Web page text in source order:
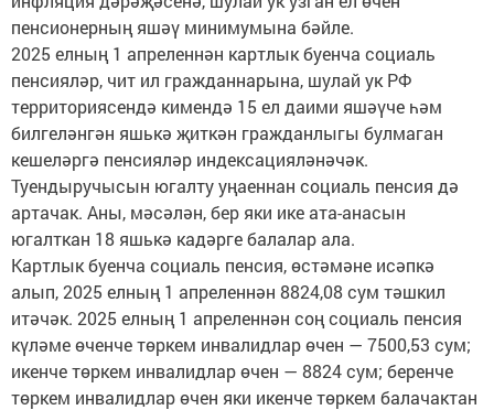
пенсионерның яшәү минимумына бәйле.
2025 елның 1 апреленнән картлык буенча социаль
пенсияләр, чит ил гражданнарына, шулай ук РФ
территориясендә кимендә 15 ел даими яшәүче һәм
билгеләнгән яшькә җиткән гражданлыгы булмаган
кешеләргә пенсияләр индексацияләнәчәк.
Туендыручысын югалту уңаеннан социаль пенсия дә
артачак. Аны, мәсәлән, бер яки ике ата-анасын
югалткан 18 яшькә кадәрге балалар ала.
Картлык буенча социаль пенсия, өстәмәне исәпкә
алып, 2025 елның 1 апреленнән 8824,08 сум тәшкил
итәчәк. 2025 елның 1 апреленнән соң социаль пенсия
күләме өченче төркем инвалидлар өчен — 7500,53 сум;
икенче төркем инвалидлар өчен — 8824 сум; беренче
төркем инвалидлар өчен яки икенче төркем балачактан